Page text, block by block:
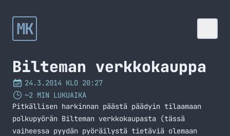
MK
Bilteman verkkokauppa
24.3.2014 KLO 20:27
~2 MIN LUKUAIKA
Pitkällisen harkinnan päästä päädyin tilaamaan
polkupyörän Bilteman verkkokaupasta (tässä
vaiheessa pyydän pyöräilystä tietäviä olemaan